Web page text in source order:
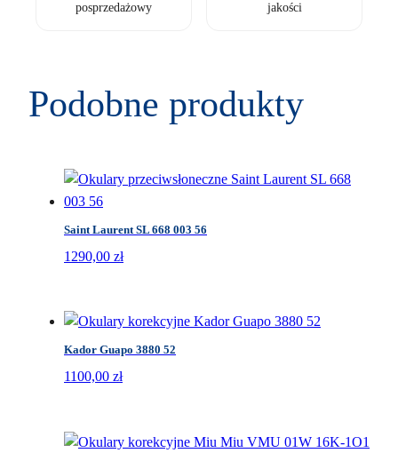
posprzedażowy
jakości
Podobne produkty
Saint Laurent SL 668 003 56
1290,00 zł
Kador Guapo 3880 52
1100,00 zł